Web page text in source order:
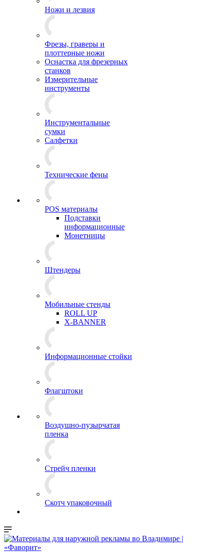
Ножи и лезвия
Фрезы, граверы и
плоттерные ножи
Оснастка для фрезерных
станков
Измерительные
инструменты
Инструментальные
сумки
Салфетки
Технические фены
POS материалы
Подставки
информационные
Монетницы
Штендеры
Мобильные стенды
ROLL UP
X-BANNER
Информационные стойки
Флагштоки
Воздушно-пузырчатая
пленка
Стрейч пленки
Скотч упаковочный